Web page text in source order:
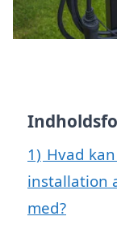
1) Hvad
installation
med?